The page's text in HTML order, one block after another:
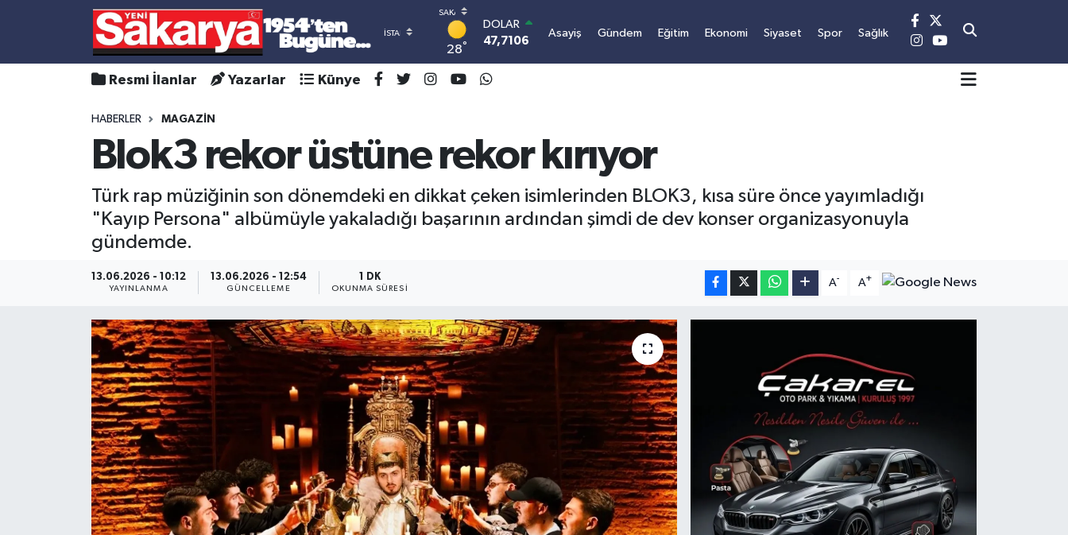
28°
DOLAR
47,7106
55,1652
2.12
BİST100
BITCOIN
Asayiş Gündem Eğitim Ekonomi Siyaset Spor Sağlık
Resmi İlanlar Yazarlar Künye
HABERLER MAGAZİN
Blok3 rekor üstüne rekor kırıyor
Türk rap müziğinin son dönemdeki en dikkat çeken isimlerinden BLOK3, kısa süre önce yayımladığı
"Kayıp Persona" albümüyle yakaladığı başarının ardından şimdi de dev konser organizasyonuyla
gündemde.
13.06.2026 - 10:12
YAYINLANMA
13.06.2026 - 12:54
GÜNCELLEME
1 DK
OKUNMA SÜRESI
A- A+